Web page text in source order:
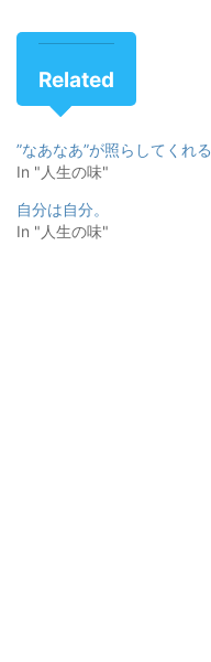
Related
”なあなあ”が照らしてくれる
In "人生の味"
自分は自分。
In "人生の味"